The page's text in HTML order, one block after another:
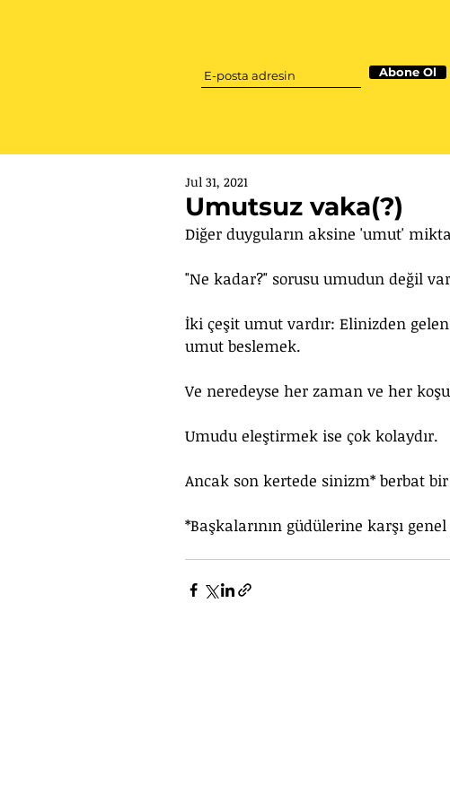
Abone Ol
Umutsuz vaka(?)
Jul 31, 2021
Diğer duyguların aksine 'umut'
"Ne kadar?" sorusu umudun değil
İki çeşit umut vardır: Elinizden
umut beslemek.
Ve neredeyse her zaman ve her
Umudu eleştirmek ise çok kolaydır.
Ancak son kertede sinizm* berbat bir
*Başkalarının güdülerine karşı